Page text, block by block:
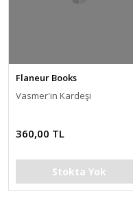
Flaneur Books
Vasmer'in Kardeşi
360,00 TL
Stokta Yok